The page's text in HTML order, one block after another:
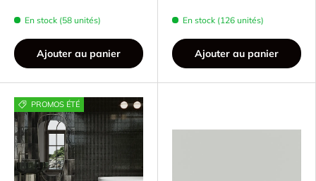
En stock (58 unités)
Ajouter au panier
En stock (126 unités)
Ajouter au panier
PROMOS ÉTÉ